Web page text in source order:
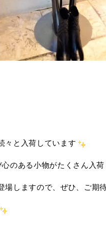
々と入荷しています
のある小物がたくさん入
場しますので、ぜひ、ご期